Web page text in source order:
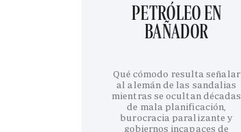
PETRÓLEO EN
BAÑADOR
Qué cómodo resulta señalar
al alemán de las sandalias
mientras se ocultan décadas
de mala planificación,
burocracia paralizante y
gobiernos incapaces de